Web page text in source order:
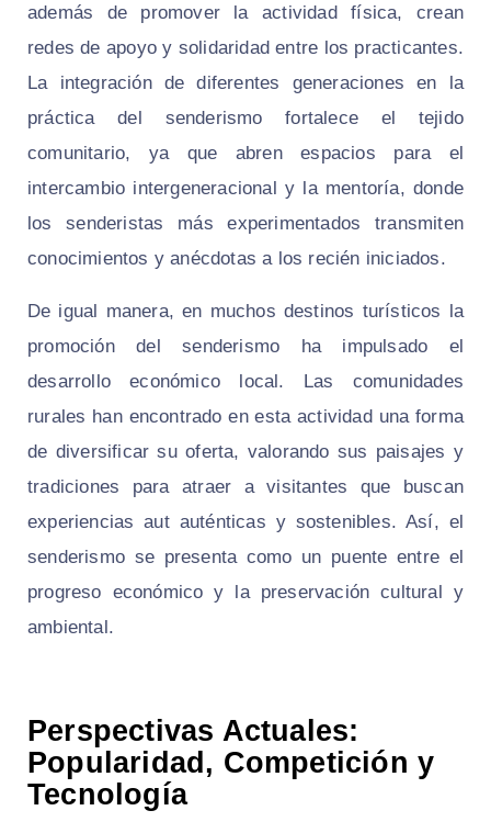
además de promover la actividad física, crean
redes de apoyo y solidaridad entre los practicantes.
La integración de diferentes generaciones en la
práctica del senderismo fortalece el tejido
comunitario, ya que abren espacios para el
intercambio intergeneracional y la mentoría, donde
los senderistas más experimentados transmiten
conocimientos y anécdotas a los recién iniciados.
De igual manera, en muchos destinos turísticos la
promoción del senderismo ha impulsado el
desarrollo económico local. Las comunidades
rurales han encontrado en esta actividad una forma
de diversificar su oferta, valorando sus paisajes y
tradiciones para atraer a visitantes que buscan
experiencias aut auténticas y sostenibles. Así, el
senderismo se presenta como un puente entre el
progreso económico y la preservación cultural y
ambiental.
Perspectivas Actuales:
Popularidad, Competición y
Tecnología